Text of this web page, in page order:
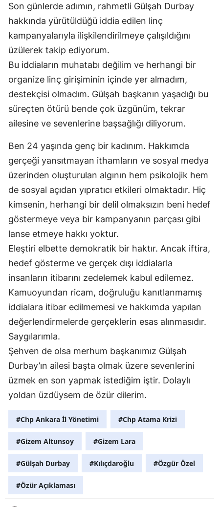
Son günlerde adımın, rahmetli Gülşah Durbay
hakkında yürütüldüğü iddia edilen linç
kampanyalarıyla ilişkilendirilmeye çalışıldığını
üzülerek takip ediyorum.
Bu iddiaların muhatabı değilim ve herhangi bir
organize linç girişiminin içinde yer almadım,
destekçisi olmadım. Gülşah başkanın yaşadığı bu
süreçten ötürü bende çok üzgünüm, tekrar
ailesine ve sevenlerine başsağlığı diliyorum.
Ben 24 yaşında genç bir kadınım. Hakkımda
gerçeği yansıtmayan ithamların ve sosyal medya
üzerinden oluşturulan algının hem psikolojik hem
de sosyal açıdan yıpratıcı etkileri olmaktadır. Hiç
kimsenin, herhangi bir delil olmaksızın beni hedef
göstermeye veya bir kampanyanın parçası gibi
lanse etmeye hakkı yoktur.
Eleştiri elbette demokratik bir haktır. Ancak iftira,
hedef gösterme ve gerçek dışı iddialarla
insanların itibarını zedelemek kabul edilemez.
Kamuoyundan ricam, doğruluğu kanıtlanmamış
iddialara itibar edilmemesi ve hakkımda yapılan
değerlendirmelerde gerçeklerin esas alınmasıdır.
Saygılarımla.
Şehven de olsa merhum başkanımız Gülşah
Durbay’ın ailesi başta olmak üzere sevenlerini
üzmek en son yapmak istediğim iştir. Dolaylı
yoldan üzdüysem de özür dilerim.
#Chp Ankara İl Yönetimi #Chp Atama Krizi
#Gizem Altunsoy #Gizem Lara
#Gülşah Durbay #Kılıçdaroğlu #Özgür Özel
#Özür Açıklaması